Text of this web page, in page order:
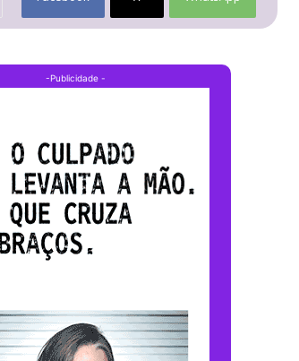
-Publicidade -